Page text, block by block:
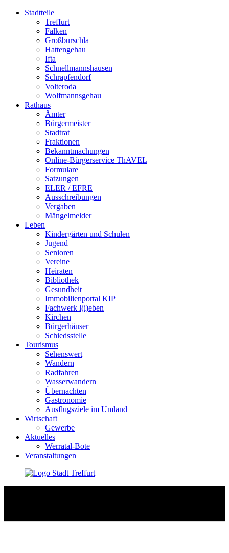
Stadtteile
Treffurt
Falken
Großburschla
Hattengehau
Ifta
Schnellmannshausen
Schrapfendorf
Volteroda
Wolfmannsgehau
Rathaus
Ämter
Bürgermeister
Stadtrat
Fraktionen
Bekanntmachungen
Online-Bürgerservice ThAVEL
Formulare
Satzungen
ELER / EFRE
Ausschreibungen
Vergaben
Mängelmelder
Leben
Kindergärten und Schulen
Jugend
Senioren
Vereine
Heiraten
Bibliothek
Gesundheit
Immobilienportal KIP
Fachwerk l(i)eben
Kirchen
Bürgerhäuser
Schiedsstelle
Tourismus
Sehenswert
Wandern
Radfahren
Wasserwandern
Übernachten
Gastronomie
Ausflugsziele im Umland
Wirtschaft
Gewerbe
Aktuelles
Werratal-Bote
Veranstaltungen